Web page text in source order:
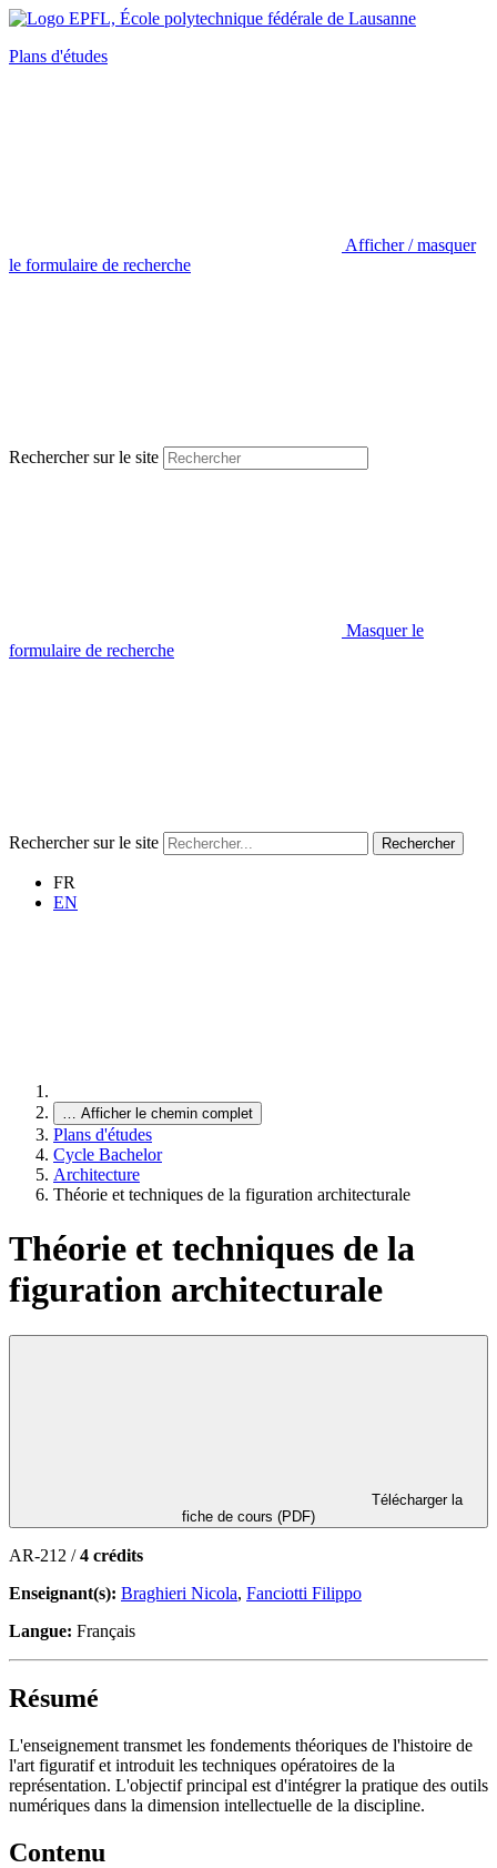
Plans d'études
Afficher / masquer
le formulaire de recherche
Rechercher sur le site
Masquer le
formulaire de recherche
Rechercher sur le site Rechercher
FR
EN
… Afficher le chemin complet
Plans d'études
Cycle Bachelor
Architecture
Théorie et techniques de la figuration architecturale
Théorie et techniques de la
figuration architecturale
fiche de cours (PDF)
AR-212 /4 crédits
Enseignant(s): Braghieri Nicola, Fanciotti Filippo
Langue: Français
Résumé
L'enseignement transmet les fondements théoriques de l'histoire de
l'art figuratif et introduit les techniques opératoires de la
représentation. L'objectif principal est d'intégrer la pratique des outils
numériques dans la dimension intellectuelle de la discipline.
Contenu